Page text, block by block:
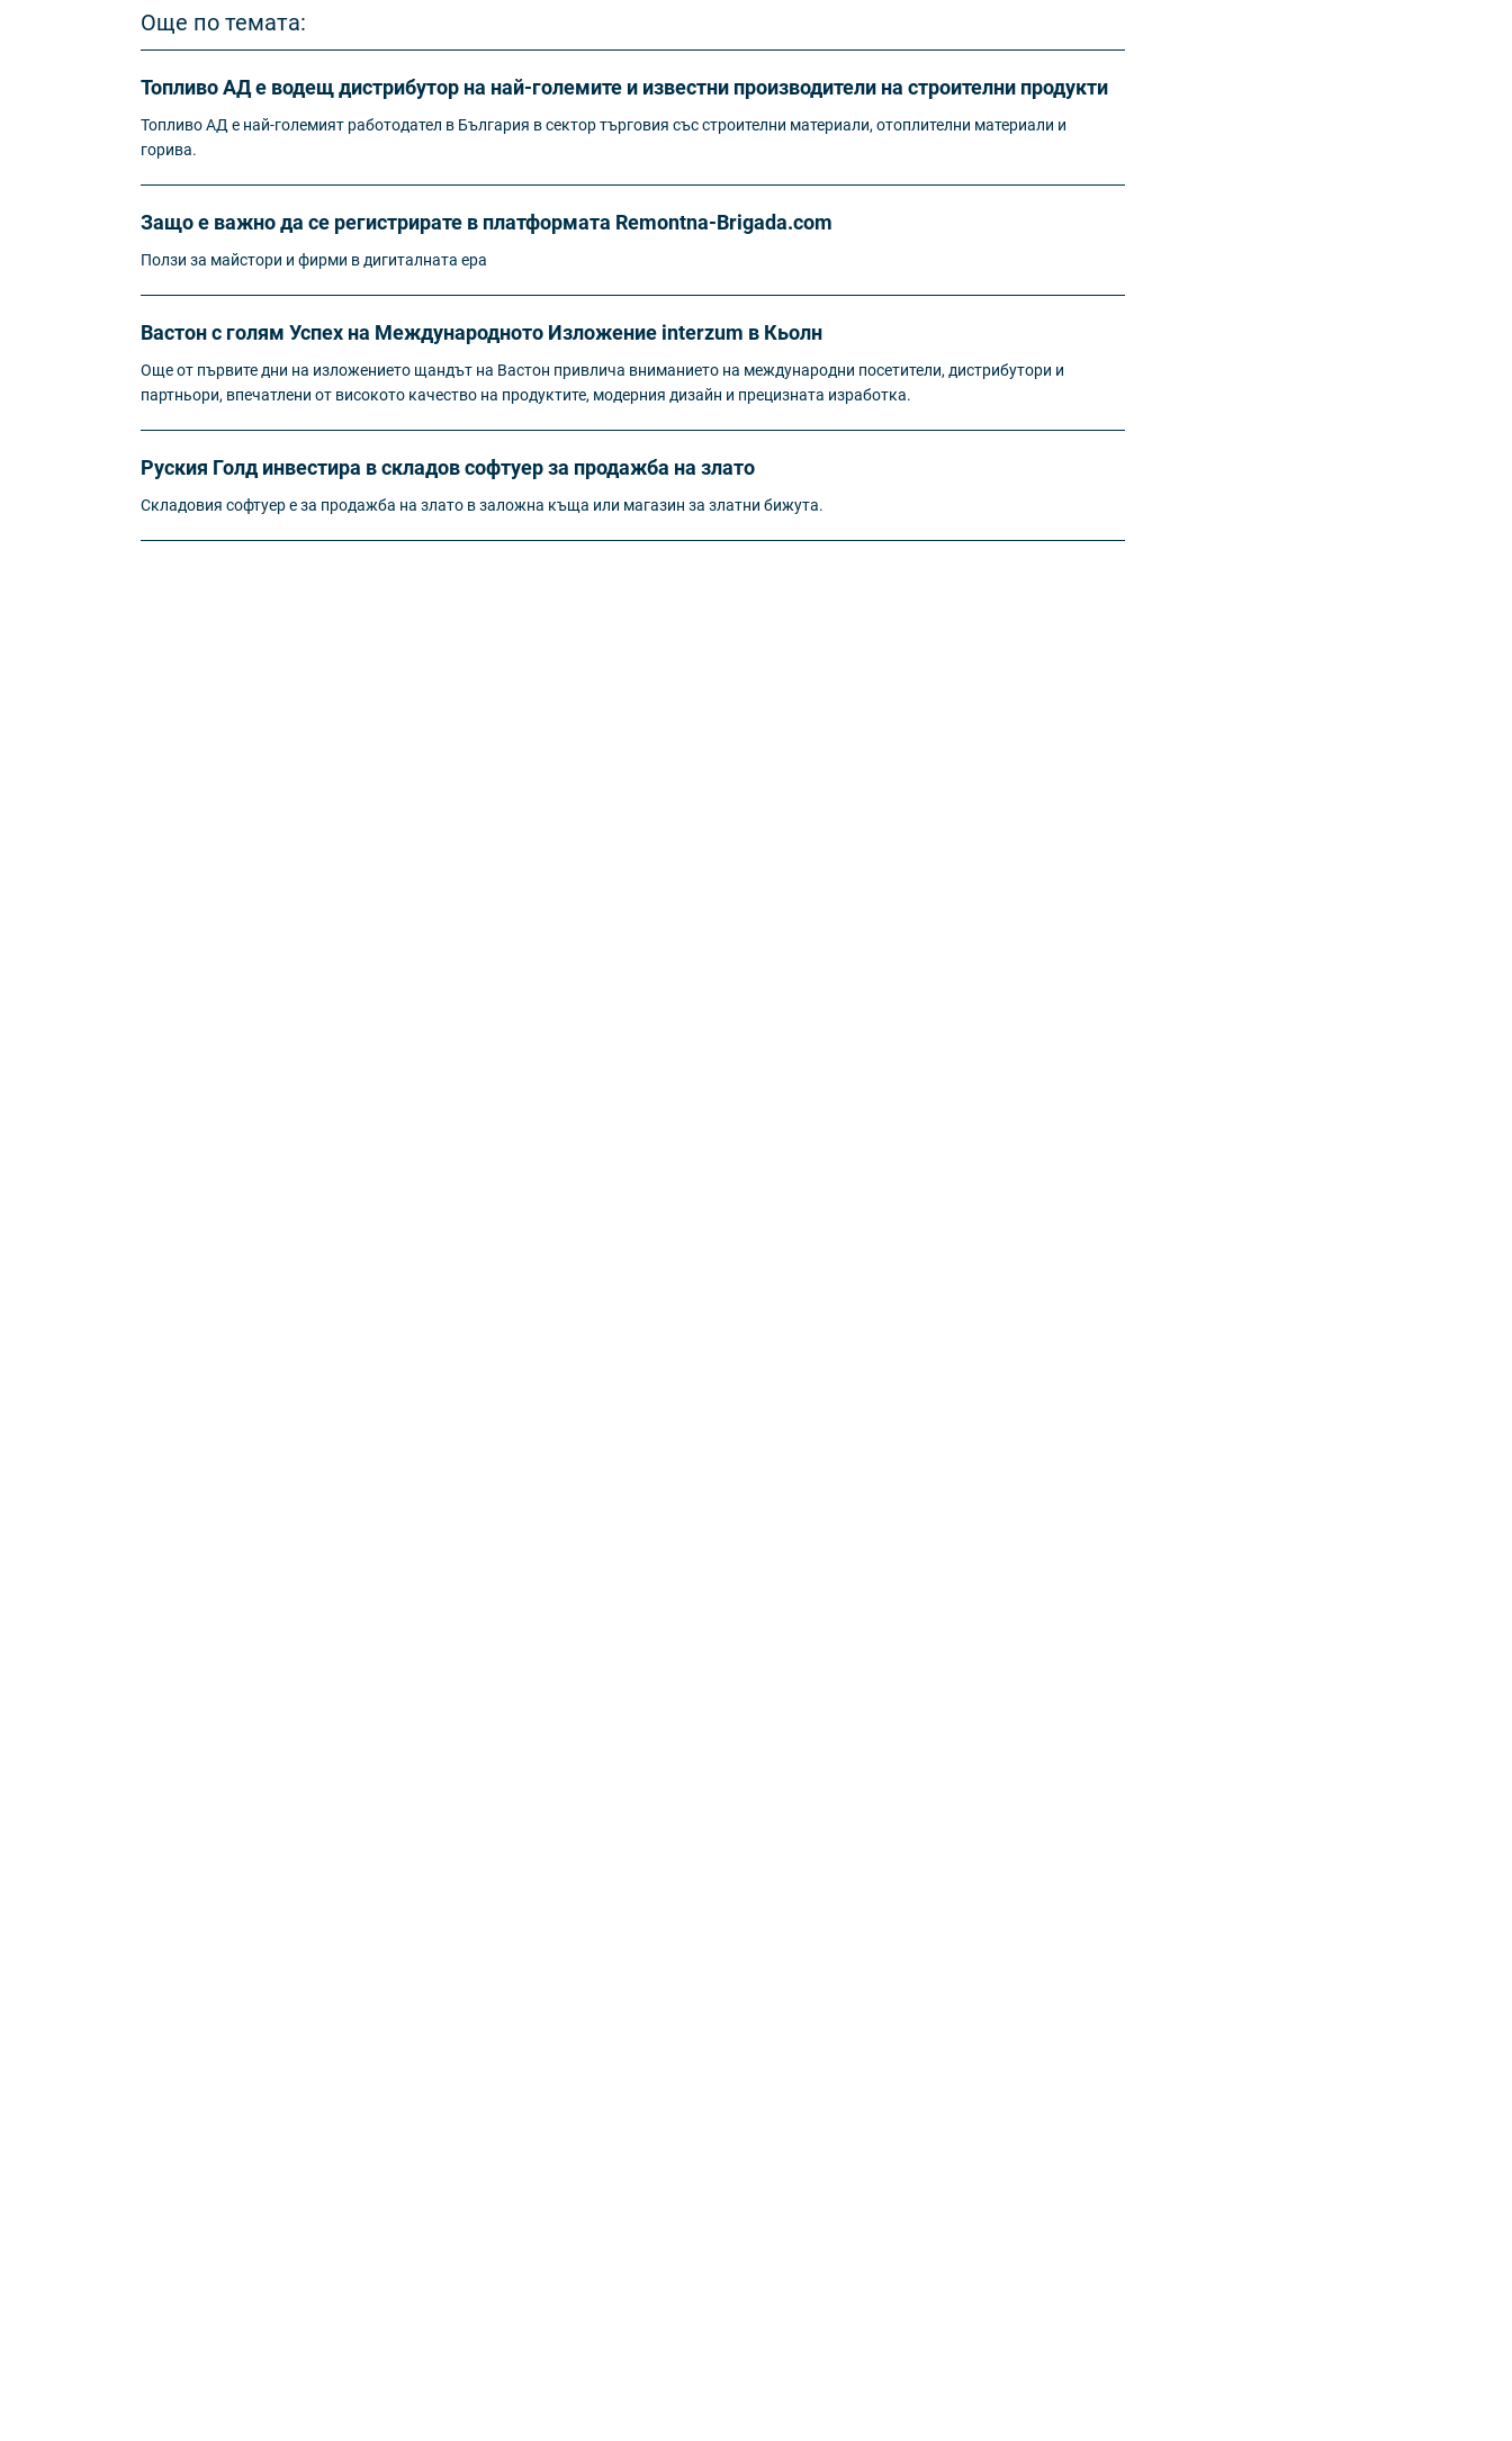
Още по темата:
Топливо АД е водещ дистрибутор на най-големите и известни производители на строителни продукти
Топливо АД е най-големият работодател в България в сектор търговия със строителни материали, отоплителни материали и
горива.
Защо е важно да се регистрирате в платформата Remontna-Brigada.com
Ползи за майстори и фирми в дигиталната ера
Вастон с голям Успех на Международното Изложение interzum в Кьолн
Още от първите дни на изложението щандът на Вастон привлича вниманието на международни посетители, дистрибутори и
партньори, впечатлени от високото качество на продуктите, модерния дизайн и прецизната изработка.
Руския Голд инвестира в складов софтуер за продажба на злато
Складовия софтуер е за продажба на злато в заложна къща или магазин за златни бижута.